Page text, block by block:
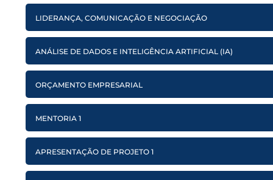
LIDERANÇA, COMUNICAÇÃO E NEGOCIAÇÃO
ANÁLISE DE DADOS E INTELIGÊNCIA ARTIFICIAL (IA)
ORÇAMENTO EMPRESARIAL
MENTORIA 1
APRESENTAÇÃO DE PROJETO 1